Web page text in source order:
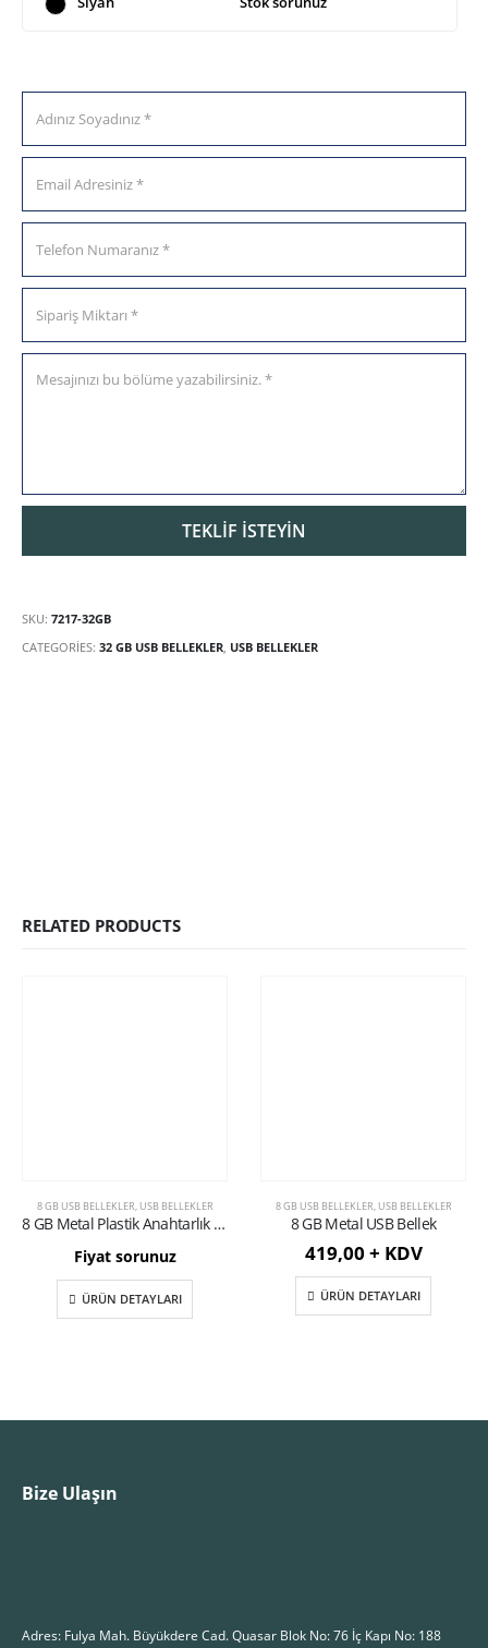
SKU: 7217-32GB
CATEGORIES: 32 GB USB BELLEKLER USB BELLEKLER
RELATED PRODUCTS
8 GB USB BELLEKLER, USB BELLEKLER
8 GB Metal Plastik Anahtarlık USB Bellek
Fiyat sorunuz
ÜRÜN DETAYLARI
8 GB USB BELLEKLER, USB BELLEKLER
8 GB Metal USB Bellek
419,00 + KDV
ÜRÜN DETAYLARI
Bize Ulaşın
Adres: Fulya Mah. Büyükdere Cad. Quasar Blok No: 76 İç Kapı No: 188